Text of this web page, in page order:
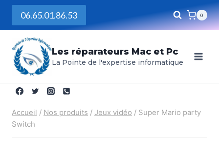
06.65.01.86.53 0
Les réparateurs Mac et Pc
La Pointe de l'expertise informatique
Accueil / Nos produits / Jeux vidéo / Super Mario party
Switch